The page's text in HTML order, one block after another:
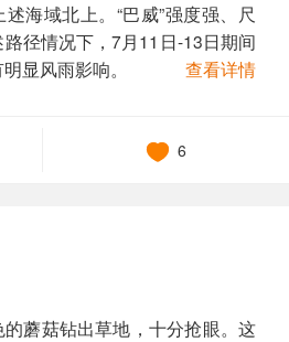
海域北上。“巴威”强度强、尺
路径情况下，7月11日-13日期间
显风雨影响。
查看详情
6
的蘑菇钻出草地，十分抢眼。这